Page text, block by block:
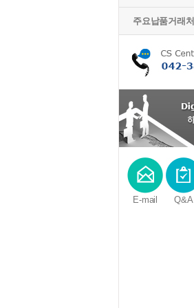
주요납품거래처
E-mail Q&A